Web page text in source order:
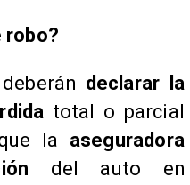
robo?
declarar la
total o parcial
la aseguradora
del auto en